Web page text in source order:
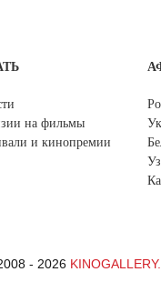
на фильмы
и кинопремии
- 2026